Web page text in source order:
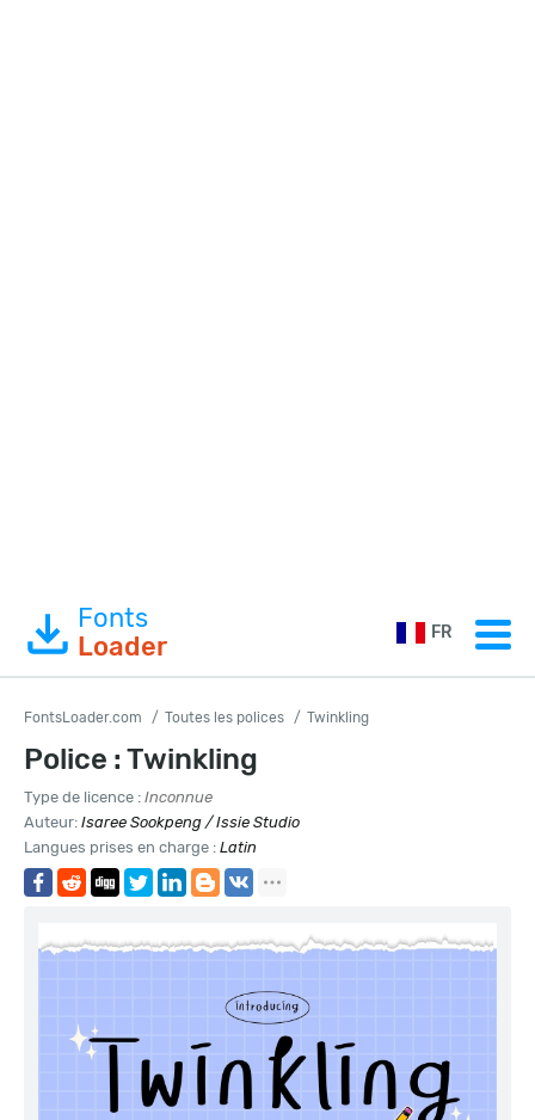
Fonts
Loader
FR
FontsLoader.com Toutes les polices Twinkling
Police : Twinkling
Type de licence : Inconnue
Auteur: Isaree Sookpeng / Issie Studio
Langues prises en charge : Latin